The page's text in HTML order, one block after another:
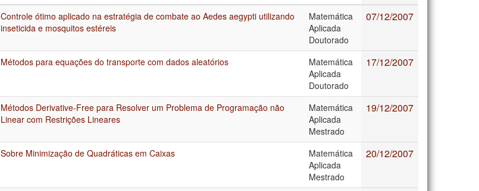
Controle ótimo aplicado na estratégia de combate ao Aedes aegypti utilizando
inseticida e mosquitos estéreis
Matemática
Aplicada
Doutorado
07/12/2007
Métodos para equações do transporte com dados aleatórios
Matemática
Aplicada
Doutorado
17/12/2007
Métodos Derivative-Free para Resolver um Problema de Programação não
Linear com Restrições Lineares
Matemática
Aplicada
Mestrado
19/12/2007
Sobre Minimização de Quadráticas em Caixas
Matemática
Aplicada
Mestrado
20/12/2007